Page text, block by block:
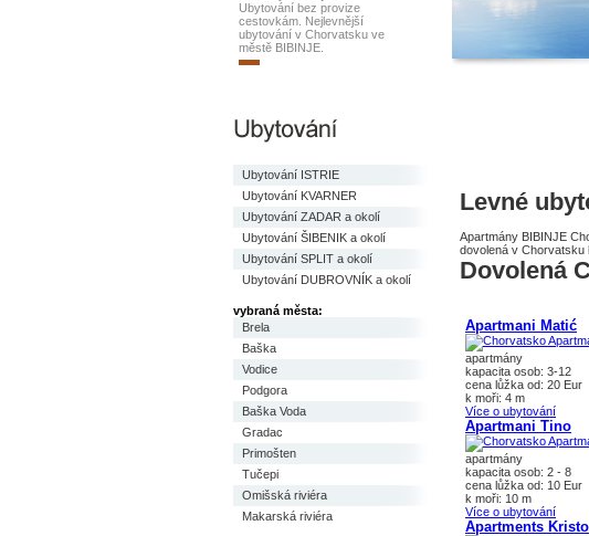
Ubytování bez provize
cestovkám. Nejlevnější
ubytování v Chorvatsku ve
městě BIBINJE.
Ubytování ISTRIE
Ubytování KVARNER
Ubytování ZADAR a okolí
Ubytování ŠIBENIK a okolí
Ubytování SPLIT a okolí
Ubytování DUBROVNÍK a okolí
vybraná města:
Brela
Baška
Vodice
Podgora
Baška Voda
Gradac
Primošten
Tučepi
Omišská riviéra
Makarská riviéra
Levné
Apartmány BIBINJE
dovolená v Chorvatsku
Dovolená
Apartmani Matić
apartmány
kapacita osob: 3-12
cena lůžka od: 20 Eur
k moři: 4 m
Více o ubytování
Apartmani Tino
apartmány
kapacita osob: 2 - 8
cena lůžka od: 10 Eur
k moři: 10 m
Více o ubytování
Apartments Kristo